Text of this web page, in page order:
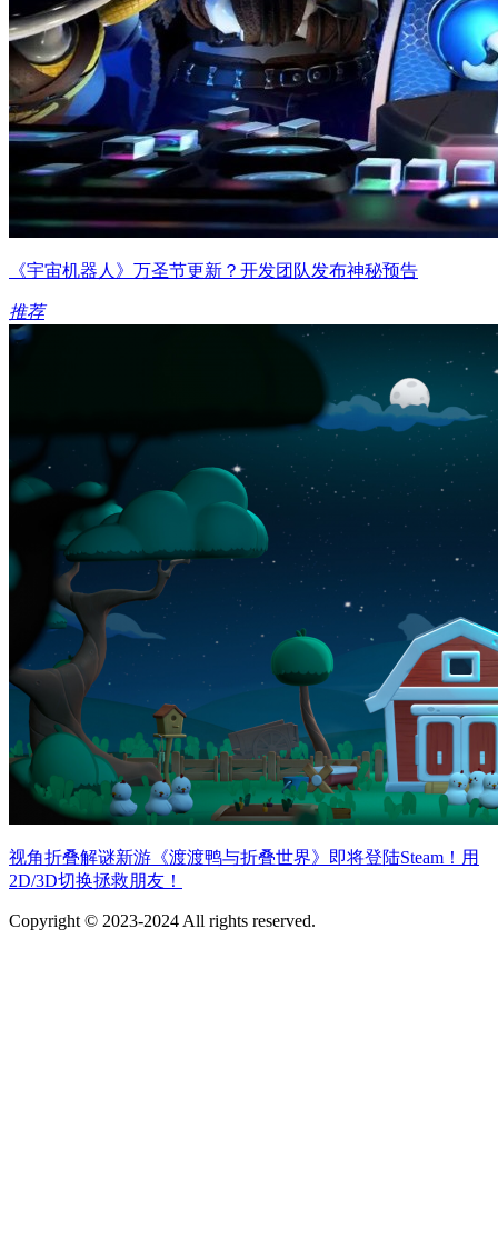
《宇宙机器人》万圣节更新？开发团队发布神秘预告
推荐
视角折叠解谜新游《渡渡鸭与折叠世界》即将登陆Steam！用
2D/3D切换拯救朋友！
Copyright © 2023-2024 All rights reserved.